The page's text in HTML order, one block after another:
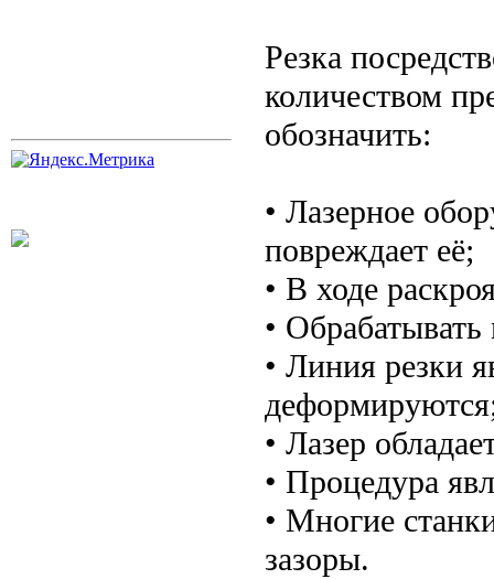
Резка
количеством
обозначить:
• Лазерное
повреждает её;
• В ходе
•
• Линия резки
• Лазер
• Процедура
• Многие
зазоры.